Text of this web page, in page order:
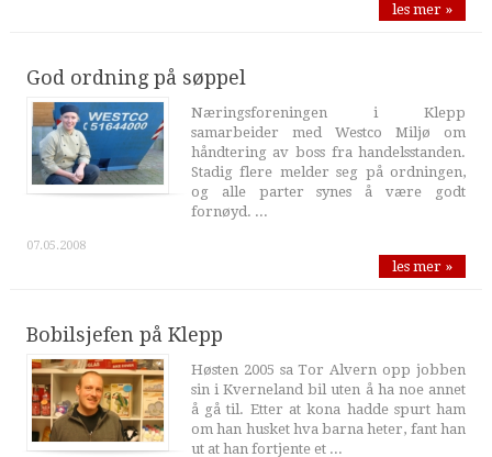
les mer »
God ordning på søppel
Næringsforeningen i Klepp
samarbeider med Westco Miljø om
håndtering av boss fra handelsstanden.
Stadig flere melder seg på ordningen,
og alle parter synes å være godt
fornøyd. ...
07.05.2008
les mer »
Bobilsjefen på Klepp
Høsten 2005 sa Tor Alvern opp jobben
sin i Kverneland bil uten å ha noe annet
å gå til. Etter at kona hadde spurt ham
om han husket hva barna heter, fant han
ut at han fortjente et ...